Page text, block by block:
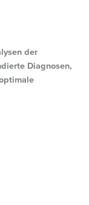
der
Diagnosen,